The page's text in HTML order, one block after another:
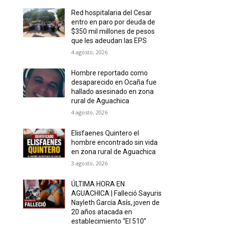
Red hospitalaria del Cesar
entro en paro por deuda de
$350 mil millones de pesos
que les adeudan las EPS
4 agosto, 2026
Hombre reportado como
desaparecido en Ocaña fue
hallado asesinado en zona
rural de Aguachica
4 agosto, 2026
Elisfaenes Quintero el
hombre encontrado sin vida
en zona rural de Aguachica
3 agosto, 2026
ÚLTIMA HORA EN
AGUACHICA | Falleció Sayuris
Nayleth García Asís, joven de
20 años atacada en
establecimiento “El 510”